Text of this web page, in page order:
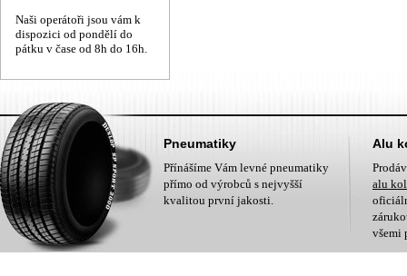
Naši operátoři jsou vám k
dispozici od pondělí do
pátku v čase od 8h do 16h.
Pneumatiky
Přínášíme Vám levné pneumatiky
přímo od výrobců s nejvyšší
kvalitou první jakosti.
Alu
alu
všemi